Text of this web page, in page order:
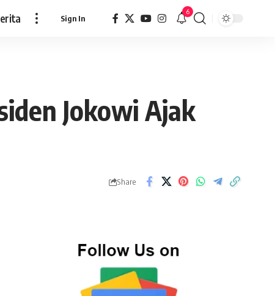
Sign In
6
Jokowi Ajak
Share